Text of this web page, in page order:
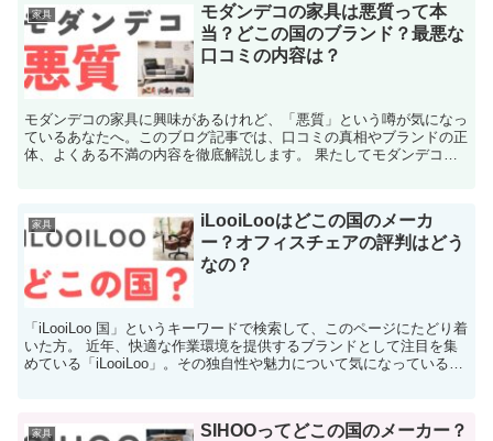
家具
モダンデコの家具は悪質って本
当？どこの国のブランド？最悪な
口コミの内容は？
モダンデコの家具に興味があるけれど、「悪質」という噂が気になっ
ているあなたへ。このブログ記事では、口コミの真相やブランドの正
体、よくある不満の内容を徹底解説します。 果たしてモダンデコは
家具
iLooiLooはどこの国のメーカ
ー？オフィスチェアの評判はどう
なの？
「iLooiLoo 国」というキーワードで検索して、このページにたどり着
いた方。 近年、快適な作業環境を提供するブランドとして注目を集
めている「iLooiLoo」。その独自性や魅力について気になっている方
家具
SIHOOってどこの国のメーカー？